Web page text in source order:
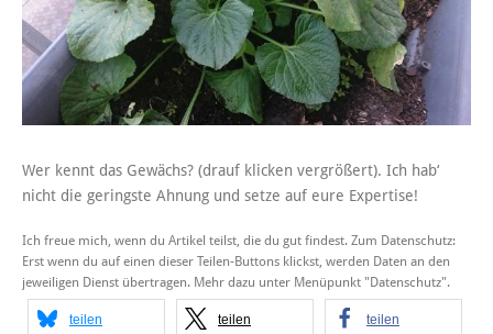
Wer kennt das Gewächs? (drauf klicken vergrößert). Ich hab‘
nicht die geringste Ahnung und setze auf eure Expertise!
Ich freue mich, wenn du Artikel teilst, die du gut findest. Zum Datenschutz:
Erst wenn du auf einen dieser Teilen-Buttons klickst, werden Daten an den
jeweiligen Dienst übertragen. Mehr dazu unter Menüpunkt "Datenschutz".
teilen teilen teilen